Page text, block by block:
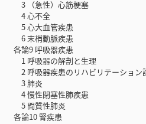
3 （急性）心筋梗塞
4 心不全
5 心大血管疾患
6 末梢動脈疾患
各論9 呼吸器疾患
1 呼吸器の解剖と生理
2 呼吸器疾患のリハビリテーション
3 肺炎
4 慢性閉塞性肺疾患
5 間質性肺炎
各論10 腎疾患